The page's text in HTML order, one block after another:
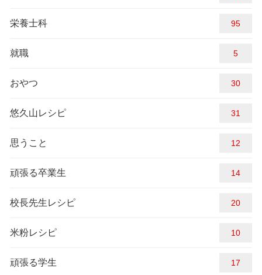
栄養士科 95
就職 5
おやつ 30
悠久山レシピ 31
思うこと 12
頑張る卒業生 14
校長先生レシピ 20
米粉レシピ 10
頑張る学生 17